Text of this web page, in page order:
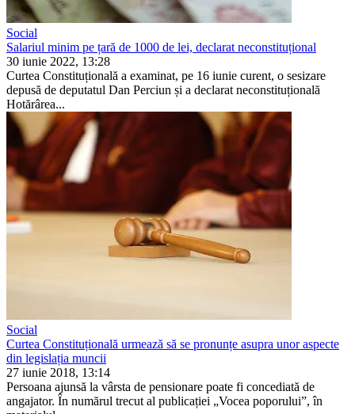
Social
Salariul minim pe țară de 1000 de lei, declarat neconstituțional
30 iunie 2022, 13:28
Curtea Constituțională a exa­minat, pe 16 iunie curent, o sesizare
depusă de deputa­tul Dan Perciun și a declarat neconstituțională
Hotărârea...
Social
Curtea Constituțională urmează să se pronunțe asupra unor aspecte
din legislația muncii
27 iunie 2018, 13:14
Persoana ajunsă la vârsta de pensionare poate fi conce­diată de
angajator. În numă­rul trecut al publicației „Vo­cea poporului”, în